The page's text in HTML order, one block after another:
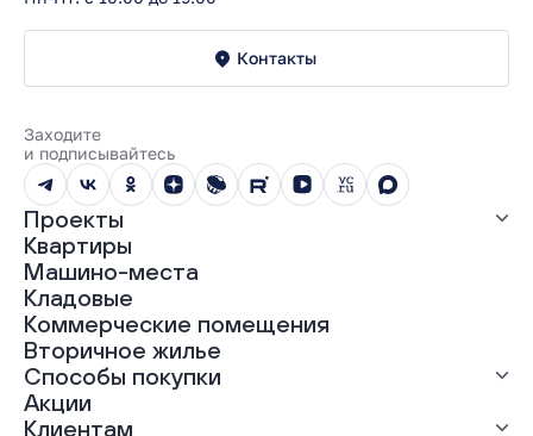
Контакты
Заходите
и подписывайтесь
Проекты
Все проекты
ЖК «Абрикос»
ЖК «Гравитация»
ЖК «Грин Гарден»
ЖК «Динамика»
ЖК «Мохито»
ЖК «Современник»
ЖК «Янтарная долина»
Квартиры
Машино-места
Кладовые
Коммерческие помещения
Вторичное жилье
Способы покупки
Выгодная ипотека
Акции
Клиентам